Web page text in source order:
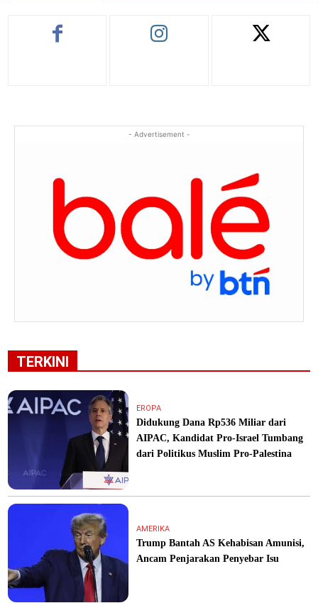
- Advertisement -
TERKINI
EROPA
Didukung Dana Rp536 Miliar dari
AIPAC, Kandidat Pro-Israel Tumbang
dari Politikus Muslim Pro-Palestina
AMERIKA
Trump Bantah AS Kehabisan Amunisi,
Ancam Penjarakan Penyebar Isu